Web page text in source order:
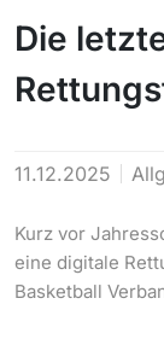
Die
11.12.2025
Kurz vor
eine digitale
Basketball